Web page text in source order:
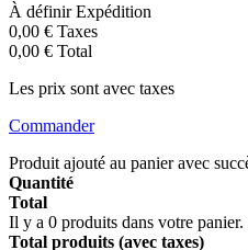
À définirExpédition
0,00 € Taxes
0,00 € Total
Les prix sont avec taxes
Commander
Produit ajouté au panier avec
Quantité
Total
Il y a 0 produits dans votre panier.
Total produits (avec taxes)